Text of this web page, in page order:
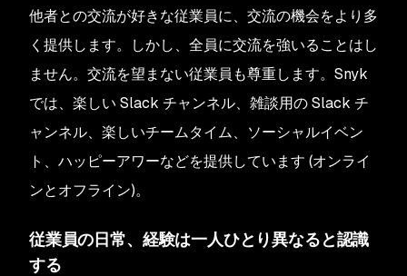
他者との交流が好きな従業員に、交流の機会をより多
く提供します。しかし、全員に交流を強いることはし
ません。交流を望まない従業員も尊重します。Snyk
では、楽しい Slack チャンネル、雑談用の Slack チ
ャンネル、楽しいチームタイム、ソーシャルイベン
ト、ハッピーアワーなどを提供しています (オンライ
ンとオフライン)。
従業員の日常、経験は一人ひとり異なると認識
する